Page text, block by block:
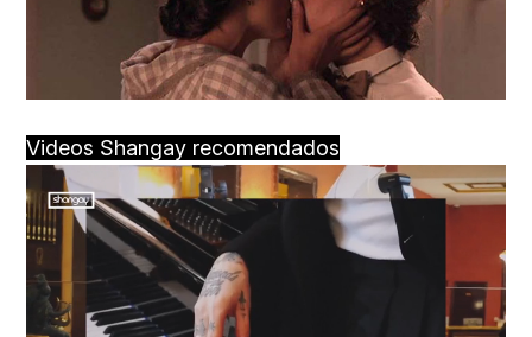
Videos Shangay recomendados